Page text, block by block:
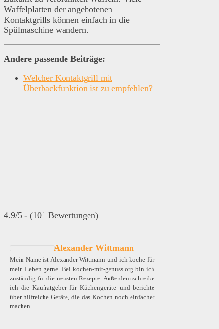
Waffelplatten der angebotenen
Kontaktgrills können einfach in die
Spülmaschine wandern.
Andere passende Beiträge:
Welcher Kontaktgrill mit
Überbackfunktion ist zu empfehlen?
4.9/5 - (101 Bewertungen)
Alexander Wittmann
Mein Name ist Alexander Wittmann und ich koche für
mein Leben gerne. Bei kochen-mit-genuss.org bin ich
zuständig für die neusten Rezepte. Außerdem schreibe
ich die Kaufratgeber für Küchengeräte und berichte
über hilfreiche Geräte, die das Kochen noch einfacher
machen.